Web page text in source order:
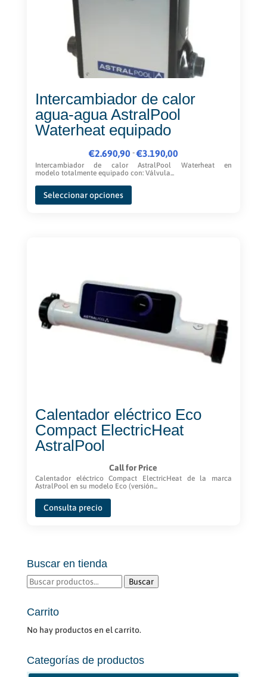
Intercambiador de calor
agua-agua AstralPool
Waterheat equipado
€2.690,90 -€3.190,00
Rango
de
Intercambiador de calor AstralPool Waterheat en
modelo totalmente equipado con: Válvula...
Seleccionar opciones
Este
pueden
elegir
en
la
Calentador eléctrico Eco
Compact ElectricHeat
AstralPool
Call for Price
Calentador eléctrico Compact ElectricHeat de la marca
AstralPool en su modelo Eco (versión...
Consulta precio
Buscar en tienda
Buscar
Buscar
Carrito
No hay productos en el carrito.
Categorías de productos